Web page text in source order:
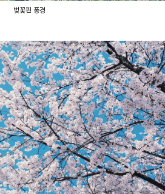
벚꽃핀 풍경